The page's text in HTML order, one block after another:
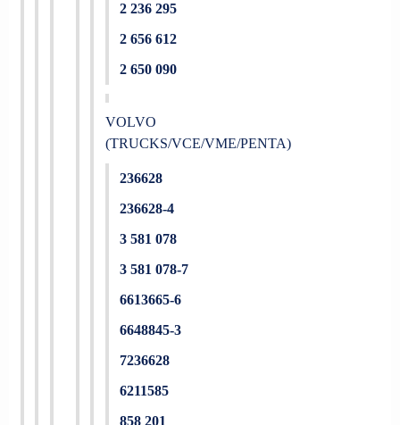
2 236 295
2 656 612
2 650 090
VOLVO
(TRUCKS/VCE/VME/PENTA)
236628
236628-4
3 581 078
3 581 078-7
6613665-6
6648845-3
7236628
6211585
858 201